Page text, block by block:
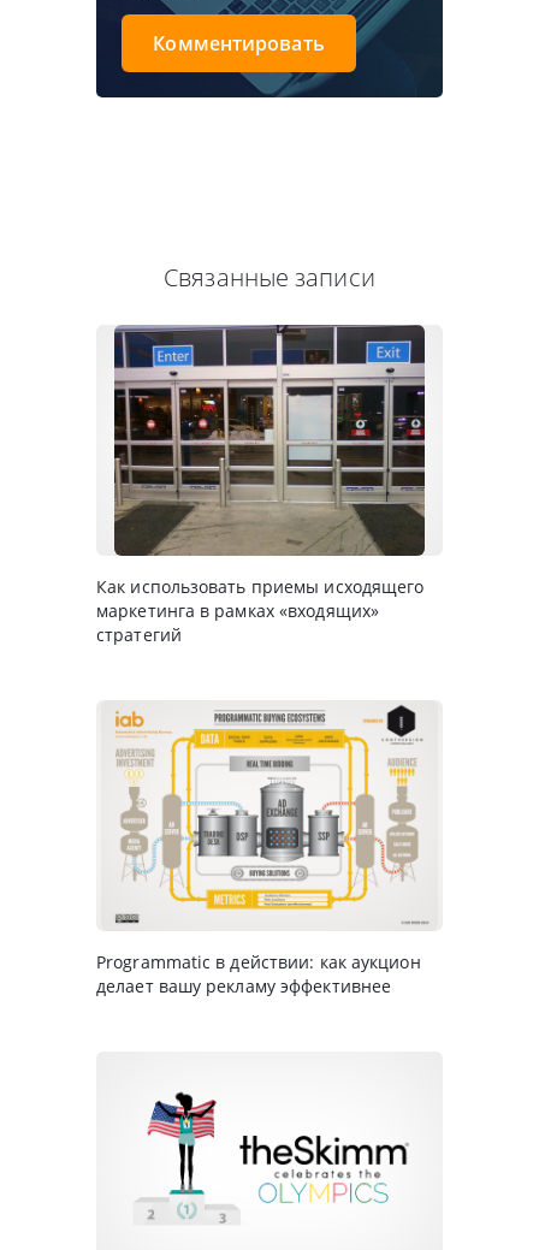
Комментировать
Связанные записи
Как использовать приемы исходящего
маркетинга в рамках «входящих»
стратегий
Programmatic в действии: как аукцион
делает вашу рекламу эффективнее